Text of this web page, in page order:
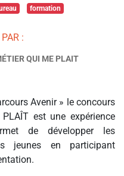
formation
:
QUI ME PLAIT
Avenir » le concours
est une expérience
de développer les
jeunes en participant